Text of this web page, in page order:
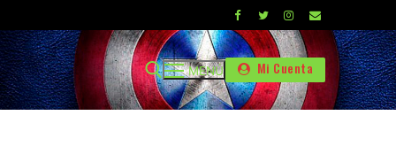
MENÚ Mi Cuenta